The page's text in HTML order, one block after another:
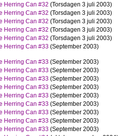
Herring Can #32 (Torsdagen 3 juli 2003)
Herring Can #32 (Torsdagen 3 juli 2003)
Herring Can #32 (Torsdagen 3 juli 2003)
Herring Can #32 (Torsdagen 3 juli 2003)
Herring Can #32 (Torsdagen 3 juli 2003)
Herring Can #33 (September 2003)
Herring Can #33 (September 2003)
Herring Can #33 (September 2003)
Herring Can #33 (September 2003)
Herring Can #33 (September 2003)
Herring Can #33 (September 2003)
Herring Can #33 (September 2003)
Herring Can #33 (September 2003)
Herring Can #33 (September 2003)
Herring Can #33 (September 2003)